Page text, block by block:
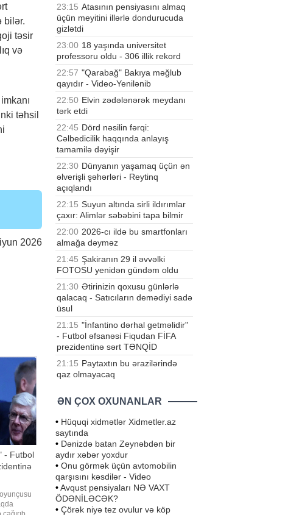
bilər.
təsir
və
təhsil
2026
- Futbol
23:15 Atasının pensiyasını almaq
üçün meyitini illərlə dondurucuda
gizlətdi
23:00 18 yaşında universitet
professoru oldu - 306 illik rekord
22:57 "Qarabağ" Bakıya məğlub
qayıdır - Video-Yenilənib
22:50 Elvin zədələnərək meydanı
tərk etdi
22:45 Dörd nəsilin fərqi:
Cəlbedicilik haqqında anlayış
tamamilə dəyişir
22:30 Dünyanın yaşamaq üçün ən
əlverişli şəhərləri - Reytinq
açıqlandı
22:15 Suyun altında sirli ildırımlar
çaxır: Alimlər səbəbini tapa bilmir
22:00 2026-cı ildə bu smartfonları
almağa dəyməz
21:45 Şakiranın 29 il əvvəlki
FOTOSU yenidən gündəm oldu
21:30 Ətirinizin qoxusu günlərlə
qalacaq - Satıcıların demədiyi sadə
üsul
21:15 "İnfantino dərhal getməlidir"
- Futbol əfsanəsi Fiqudan FİFA
prezidentinə sərt TƏNQİD
21:15 Paytaxtın bu ərazilərində
qaz olmayacaq
ƏN ÇOX OXUNANLAR
• Hüquqi xidmətlər Xidmetler.az
saytında
• Dənizdə batan Zeynəbdən bir
aydır xəbər yoxdur
• Onu görmək üçün avtomobilin
qarşısını kəsdilər - Video
•Avqust pensiyaları NƏ VAXT
ÖDƏNİLƏCƏK?
• Çörək niyə tez ovulur və köp